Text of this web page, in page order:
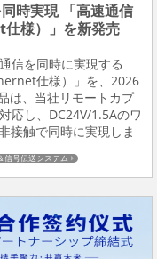
時実現 「高速通信
様）」を新発売
信を同時に実現する
仕様）」を、2026
は、当社リモートカプ
応し、DC24V/1.5Aのワ
接触で同時に実現しま
信号伝送システム